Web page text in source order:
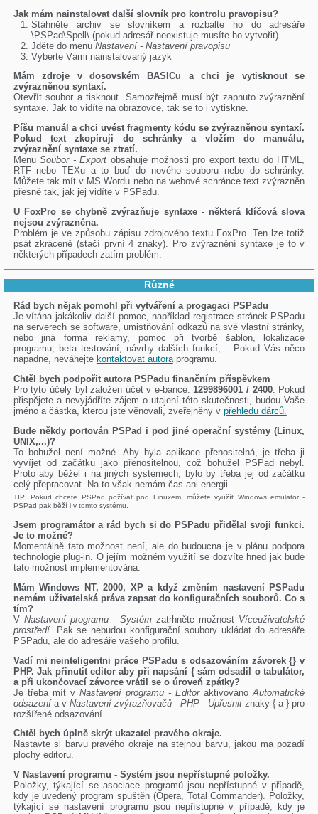
Jak mám nainstalovat další slovník pro kontrolu pravopisu?
Stáhněte archiv se slovníkem a rozbalte ho do adresáře
\PSPad\Spell\ (pokud adresář neexistuje musíte ho vytvořit)
Jděte do menuNastavení - Nastavení pravopisu
Vyberte Vámi nainstalovaný jazyk
Mám zdroje v dosovském BASICu a chci je vytisknout se
zvýrazněnou syntaxí.
Otevřít soubor a tisknout. Samozřejmě musí být zapnuto zvýraznění
syntaxe. Jak to vidíte na obrazovce, tak se to i vytiskne.
Píšu manuál a chci uvést fragmenty kódu se zvýrazněnou syntaxí.
Pokud text zkopíruji do schránky a vložím do manuálu,
zvýraznění syntaxe se ztratí.
MenuSoubor - Export obsahuje možnosti pro export textu do HTML,
RTF nebo TEXu a to buď do nového souboru nebo do schránky.
Můžete tak mít v MS Wordu nebo na webové schránce text zvýrazněn
přesně tak, jak jej vidíte v PSPadu.
U FoxPro se chybně zvýrazňuje syntaxe - některá klíčová slova
nejsou zvýrazněna.
Problém je ve způsobu zápisu zdrojového textu FoxPro. Ten lze totiž
psát zkráceně (stačí první 4 znaky). Pro zvýraznění syntaxe je to v
některých případech zatím problém.
Různé
Rád bych nějak pomohl při vytváření a progagaci PSPadu
Je vítána jakákoliv další pomoc, například registrace stránek PSPadu
na serverech se software, umistňování odkazů na své vlastní stránky,
nebo jiná forma reklamy, pomoc při tvorbě šablon, lokalizace
programu, beta testování, návrhy dalších funkcí,... Pokud Vás něco
napadne, neváhejte kontaktovat autoraprogramu.
Chtěl bych podpořit autora PSPadu finančním příspěvkem
Pro tyto účely byl založen účet v e-bance:1299896001 / 2400. Pokud
přispějete a nevyjádříte zájem o utajení této skutečnosti, budou Vaše
jméno a částka, kterou jste věnovali, zveřejněny v přehledu dárců.
Bude někdy portován PSPad i pod jiné operační systémy (Linux,
UNIX,...)?
To bohužel není možné. Aby byla aplikace přenositelná, je třeba ji
vyvíjet od začátku jako přenositelnou, což bohužel PSPad nebyl.
Proto aby běžel i na jiných systémech, bylo by třeba jej od začátku
celý přepracovat. Na to však nemám čas ani energii.
TIP: Pokud chcete PSPad požívat pod Linuxem, můžete využít Windows emulator -
PSPad pak běží i v tomto systému.
Jsem programátor a rád bych si do PSPadu přidělal svoji funkci.
Je to možné?
Momentálně tato možnost není, ale do budoucna je v plánu podpora
technologie plug-in. O jejím možném využití se dozvíte hned jak bude
tato možnost implementována.
Mám Windows NT, 2000, XP a když změním nastavení PSPadu
nemám uživatelská práva zapsat do konfiguračních souborů. Co s
tím?
V Nastavení programu - Systém zatrhněte možnost Víceuživatelské
prostředí.
Pak se nebudou konfigurační soubory ukládat do adresáře
PSPadu, ale do adresáře vašeho profilu.
Vadí mi neinteligentni práce PSPadu s odsazováním závorek {} v
PHP. Jak přinutit editor aby při napsání { sám odsadil o tabulátor,
a při ukončovací závorce vrátil se o úroveň zpátky?
Je třeba mít v Nastavení programu - EditoraktivovánoAutomatické
odsazenía v Nastavení zvýrazňovačů - PHP - Upřesnit znaky { a } pro
rozšířené odsazování.
Chtěl bych úplně skrýt ukazatel pravého okraje.
Nastavte si barvu pravého okraje na stejnou barvu, jakou ma pozadí
plochy editoru.
V Nastavení programu - Systém jsou nepřístupné položky.
Položky, týkající se asociace programů jsou nepřístupné v případě,
kdy je uvedený program spuštěn (Opera, Total Commander). Položky,
týkající se nastavení programu jsou nepřístupné v případě, kdy je